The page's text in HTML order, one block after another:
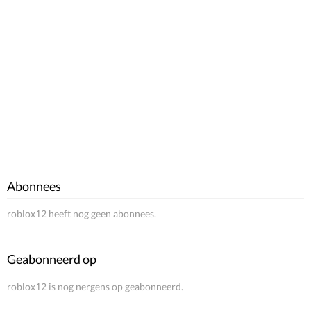
Abonnees
roblox12 heeft nog geen abonnees.
Geabonneerd op
roblox12 is nog nergens op geabonneerd.